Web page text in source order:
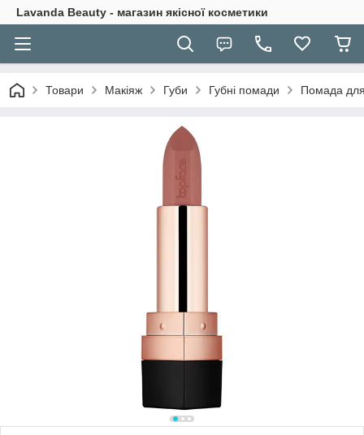
Lavanda Beauty - магазин якісної косметики
Товари Макіяж Губи Губні помади Помада